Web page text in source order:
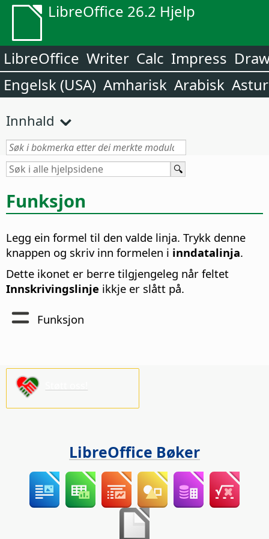
LibreOffice 26.2 Hjelp
LibreOffice Writer Calc Impress
Engelsk (USA) Amharisk Arabisk
Innhald
Funksjon
Legg ein formel til den valde linja. Trykk denne
knappen og skriv inn formelen i inndatalinja.
Dette ikonet er berre tilgjengeleg når feltet
Innskrivingslinje ikkje er slått på.
Funksjon
LibreOffice Bøker